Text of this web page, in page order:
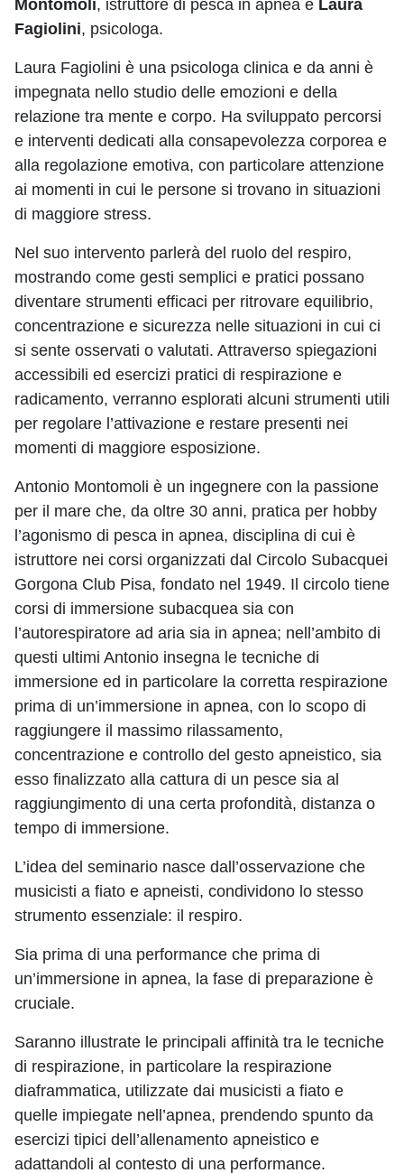
Montomoli, istruttore di pesca in apnea e Laura
Fagiolini, psicologa.
Laura Fagiolini è una psicologa clinica e da anni è
impegnata nello studio delle emozioni e della
relazione tra mente e corpo. Ha sviluppato percorsi
e interventi dedicati alla consapevolezza corporea e
alla regolazione emotiva, con particolare attenzione
ai momenti in cui le persone si trovano in situazioni
di maggiore stress.
Nel suo intervento parlerà del ruolo del respiro,
mostrando come gesti semplici e pratici possano
diventare strumenti efficaci per ritrovare equilibrio,
concentrazione e sicurezza nelle situazioni in cui ci
si sente osservati o valutati. Attraverso spiegazioni
accessibili ed esercizi pratici di respirazione e
radicamento, verranno esplorati alcuni strumenti utili
per regolare l’attivazione e restare presenti nei
momenti di maggiore esposizione.
Antonio Montomoli è un ingegnere con la passione
per il mare che, da oltre 30 anni, pratica per hobby
l’agonismo di pesca in apnea, disciplina di cui è
istruttore nei corsi organizzati dal Circolo Subacquei
Gorgona Club Pisa, fondato nel 1949. Il circolo tiene
corsi di immersione subacquea sia con
l’autorespiratore ad aria sia in apnea; nell’ambito di
questi ultimi Antonio insegna le tecniche di
immersione ed in particolare la corretta respirazione
prima di un’immersione in apnea, con lo scopo di
raggiungere il massimo rilassamento,
concentrazione e controllo del gesto apneistico, sia
esso finalizzato alla cattura di un pesce sia al
raggiungimento di una certa profondità, distanza o
tempo di immersione.
L’idea del seminario nasce dall’osservazione che
musicisti a fiato e apneisti, condividono lo stesso
strumento essenziale: il respiro.
Sia prima di una performance che prima di
un’immersione in apnea, la fase di preparazione è
cruciale.
Saranno illustrate le principali affinità tra le tecniche
di respirazione, in particolare la respirazione
diaframmatica, utilizzate dai musicisti a fiato e
quelle impiegate nell’apnea, prendendo spunto da
esercizi tipici dell’allenamento apneistico e
adattandoli al contesto di una performance.